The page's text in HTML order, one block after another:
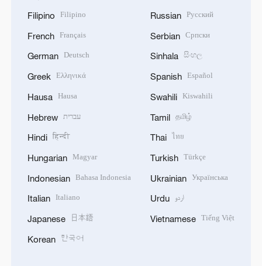
Filipino Filipino
French Français
German Deutsch
Greek Ελληνικά
Hausa Hausa
Hebrew עברית
Hindi हिन्दी
Hungarian Magyar
Indonesian Bahasa Indonesia
Italian Italiano
Japanese 日本語
Korean 한국어
Russian Русский
Serbian Српски
Sinhala සිංහල
Spanish Español
Swahili Kiswahili
Tamil தமிழ்
Thai ไทย
Turkish Türkçe
Ukrainian Українська
Urdu اردو
Vietnamese Tiếng Việt